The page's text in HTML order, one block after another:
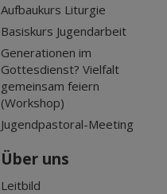
Aufbaukurs Liturgie
Basiskurs Jugendarbeit
Generationen im
Gottesdienst? Vielfalt
gemeinsam feiern
(Workshop)
Jugendpastoral-Meeting
Über uns
Leitbild